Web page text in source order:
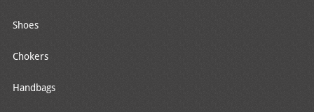
Shoes
Chokers
Handbags